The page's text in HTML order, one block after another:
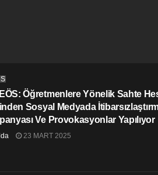
Öğretmenlere Yönelik Sahte
Sosyal Medyada
Ve Provokasyonlar Yapılıyor
23 MART 2025